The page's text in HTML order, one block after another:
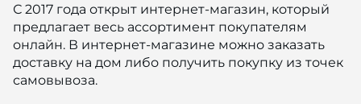
С 2017 года открыт интернет-магазин, который
предлагает весь ассортимент покупателям
онлайн. В интернет-магазине можно заказать
доставку на дом либо получить покупку из точек
самовывоза.